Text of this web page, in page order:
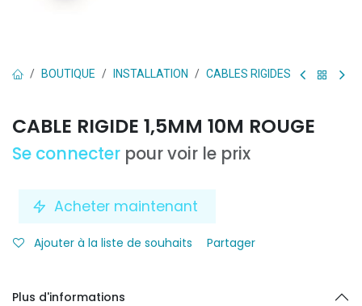
BOUTIQUE INSTALLATION CABLES RIGIDES
CABLE RIGIDE 1,5MM 10M ROUGE
Se connecter pour voir le prix
Acheter maintenant
Ajouter à la liste de souhaits Partager
Plus d'informations